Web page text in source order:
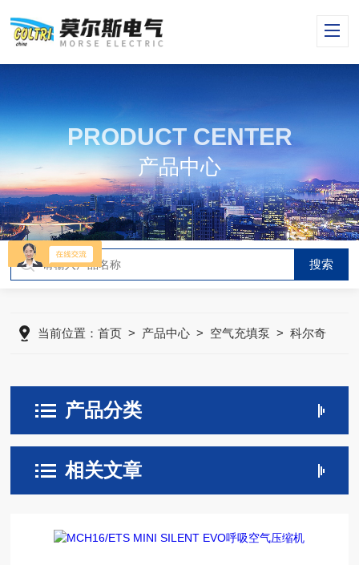
PRODUCT CENTER
产品中心
当前位置：首页 > 产品中心 > 空气充填泵 >科尔奇
产品分类
相关文章